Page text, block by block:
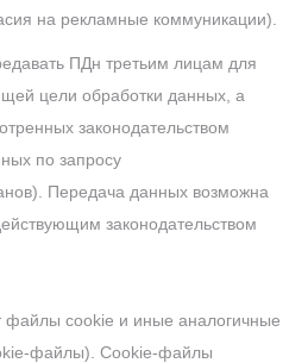
на рекламные коммуникации).
ПДн третьим лицам для
цели обработки данных, а
законодательством
по запросу
Передача данных возможна
законодательством
файлы cookie и иные аналогичные
файлы). Cookie-файлы